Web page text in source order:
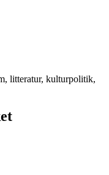
litteratur, kulturpolitik,